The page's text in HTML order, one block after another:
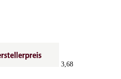
3,68